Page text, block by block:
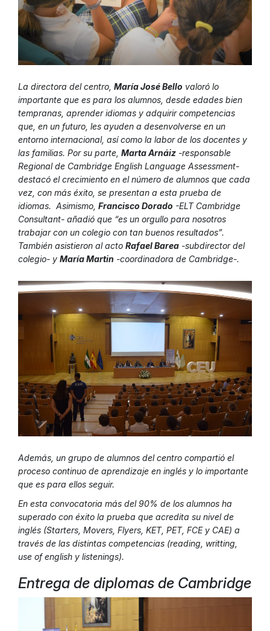
La directora del centro, María José Bello valoró lo
importante que es para los alumnos, desde edades bien
tempranas, aprender idiomas y adquirir competencias
que, en un futuro, les ayuden a desenvolverse en un
entorno internacional, así como la labor de los docentes y
las familias. Por su parte, Marta Arnáiz -responsable
Regional de Cambridge English Language Assessment-
destacó el crecimiento en el número de alumnos que cada
vez, con más éxito, se presentan a esta prueba de
idiomas. Asimismo, Francisco Dorado -ELT Cambridge
Consultant- añadió que “es un orgullo para nosotros
trabajar con un colegio con tan buenos resultados”.
También asistieron al acto Rafael Barea -subdirector del
colegio- y María Martin -coordinadora de Cambridge-.
Además, un grupo de alumnos del centro compartió el
proceso continuo de aprendizaje en inglés y lo importante
que es para ellos seguir.
En esta convocatoria más del 90% de los alumnos ha
superado con éxito la prueba que acredita su nivel de
inglés (Starters, Movers, Flyers, KET, PET, FCE y CAE) a
través de las distintas competencias (reading, writting,
use of english y listenings).
Entrega de diplomas de Cambridge